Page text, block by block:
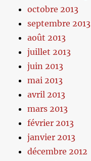
octobre 2013
septembre 2013
août 2013
juillet 2013
juin 2013
mai 2013
avril 2013
mars 2013
février 2013
janvier 2013
décembre 2012